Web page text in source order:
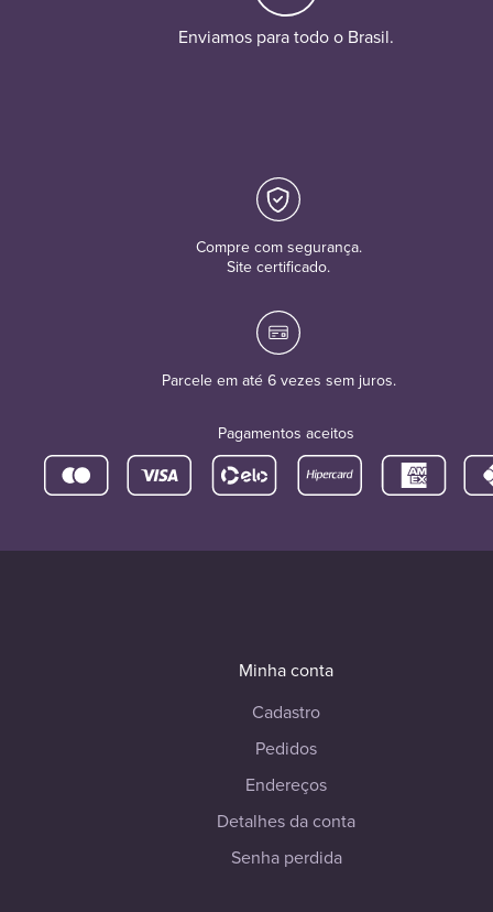
Enviamos para todo o Brasil.
Compre com segurança.
Site certificado.
Parcele em até 6 vezes sem juros.
Pagamentos aceitos
Minha conta
Cadastro
Pedidos
Endereços
Detalhes da conta
Senha perdida